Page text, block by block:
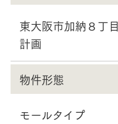
東大阪市加納８丁
計画
物件形態
モールタイプ